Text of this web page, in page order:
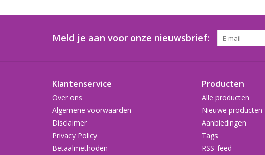
Meld je aan voor onze nieuwsbrief:
Klantenservice
Over ons
Algemene voorwaarden
Disclaimer
Privacy Policy
Betaalmethoden
Producten
Alle producten
Nieuwe producten
Aanbiedingen
Tags
RSS-feed